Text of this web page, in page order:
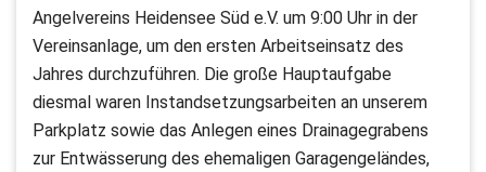
Angelvereins Heidensee Süd e.V. um 9:00 Uhr in der
Vereinsanlage, um den ersten Arbeitseinsatz des
Jahres durchzuführen. Die große Hauptaufgabe
diesmal waren Instandsetzungsarbeiten an unserem
Parkplatz sowie das Anlegen eines Drainagegrabens
zur Entwässerung des ehemaligen Garagengeländes,